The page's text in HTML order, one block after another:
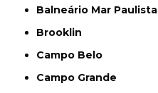
Balneário Mar Paulista
Brooklin
Campo Belo
Campo Grande